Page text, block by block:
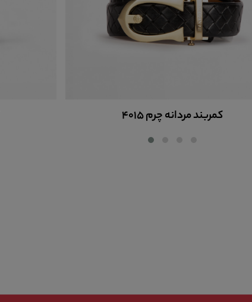
کمربند مردانه چرم 4015